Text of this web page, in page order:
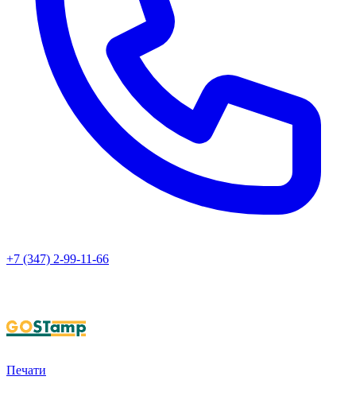
+7 (347) 2-99-11-66
Печати